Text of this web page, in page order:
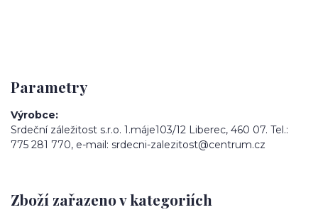
Parametry
Výrobce
Srdeční záležitost s.r.o. 1.máje103/12 Liberec, 460 07. Tel.:
775 281 770, e-mail: srdecni-zalezitost@centrum.cz
Zboží zařazeno v kategoriích